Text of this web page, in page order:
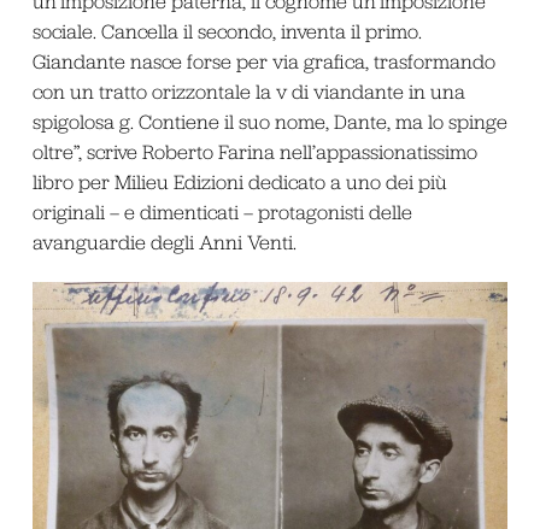
sociale. Cancella il secondo, inventa il primo.
Giandante nasce forse per via grafica, trasformando
con un tratto orizzontale la v di viandante in una
spigolosa g. Contiene il suo nome, Dante, ma lo spinge
oltre”, scrive Roberto Farina nell’appassionatissimo
libro per Milieu Edizioni dedicato a uno dei più
originali – e dimenticati – protagonisti delle
avanguardie degli Anni Venti.